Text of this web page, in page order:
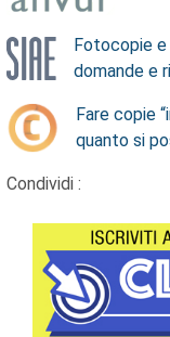
Fotocopie e
domande e
Fare copie
quanto si
Condividi :